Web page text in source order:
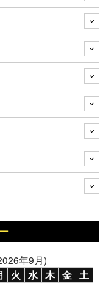
年9月)
火 水 木 金 土